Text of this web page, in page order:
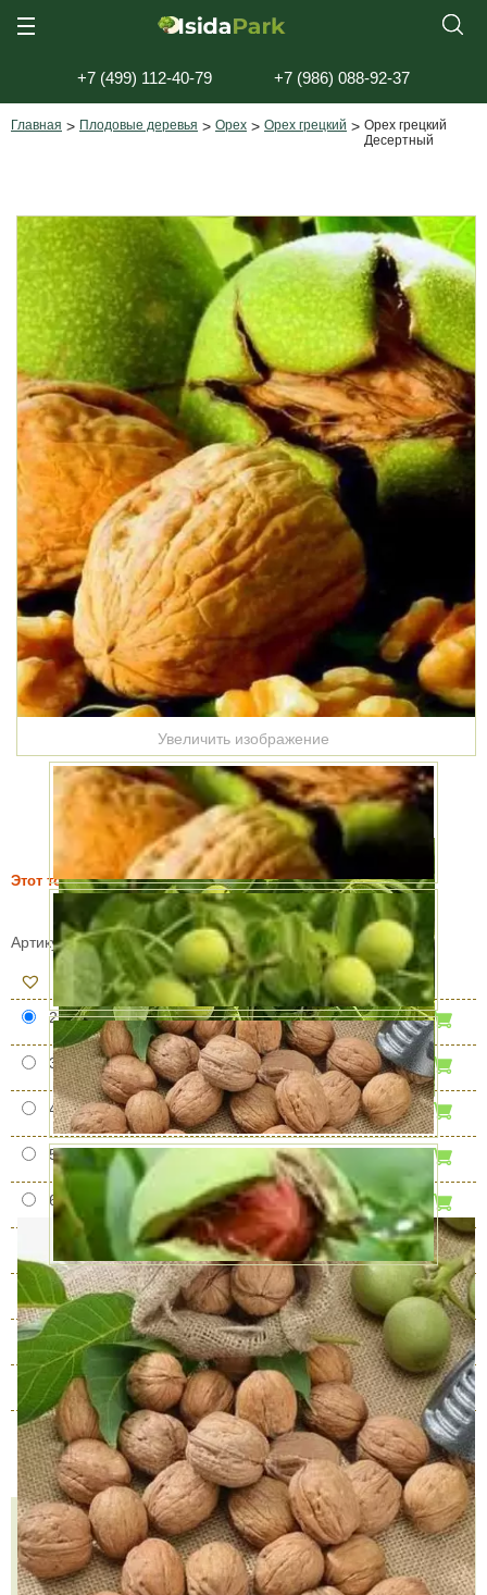
Главная > Плодовые деревья > Орех > Орех грецкий > Орех грецкий
Десертный
Увеличить изображение
Этот товар купили 9 раз за месяц
Орех грецкий Десертный
Артикул:60261
2 года 999 руб.
В наличии
3 года 1200 руб.
В наличии
4 года 2500 руб.
В наличии
5 лет В наличии
6 лет 5500 руб.
В наличии
8 лет 9890 руб.
В наличии
9 лет 12470 руб.
В наличии
10 лет 15050 руб.
В наличии
11 лет 20210 руб.
В наличии
12 лет 21500 руб.
В наличии
Количество
КУПИТЬ В ОДИН КЛИК
+7 (499) 112-40-79 +7 (986) 088-92-37